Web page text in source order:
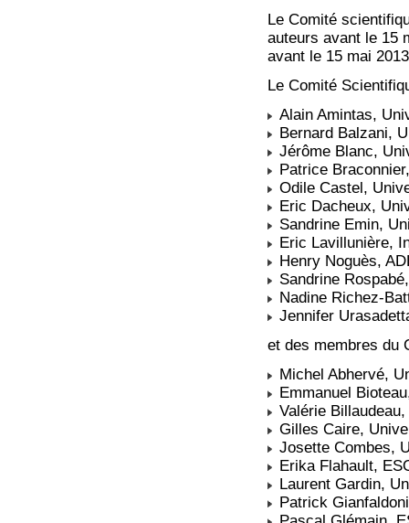
Le Comité
auteurs avant le 15
avant le 15 mai
Le Comité
Alain Amintas,
Bernard Balzani,
Jérôme Blanc,
Patrice
Odile Castel,
Eric Dacheux,
Sandrine Emin,
Eric Lavillunière,
Henry Noguès,
Sandrine
Nadine Richez-
Jennifer
et des membres du
Michel Abhervé,
Emmanuel
Valérie
Gilles Caire,
Josette Combes,
Erika Flahault,
Laurent Gardin,
Patrick